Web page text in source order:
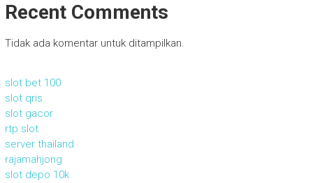
Recent Comments
Tidak ada komentar untuk ditampilkan.
slot bet 100
slot qris
slot gacor
rtp slot
server thailand
rajamahjong
slot depo 10k